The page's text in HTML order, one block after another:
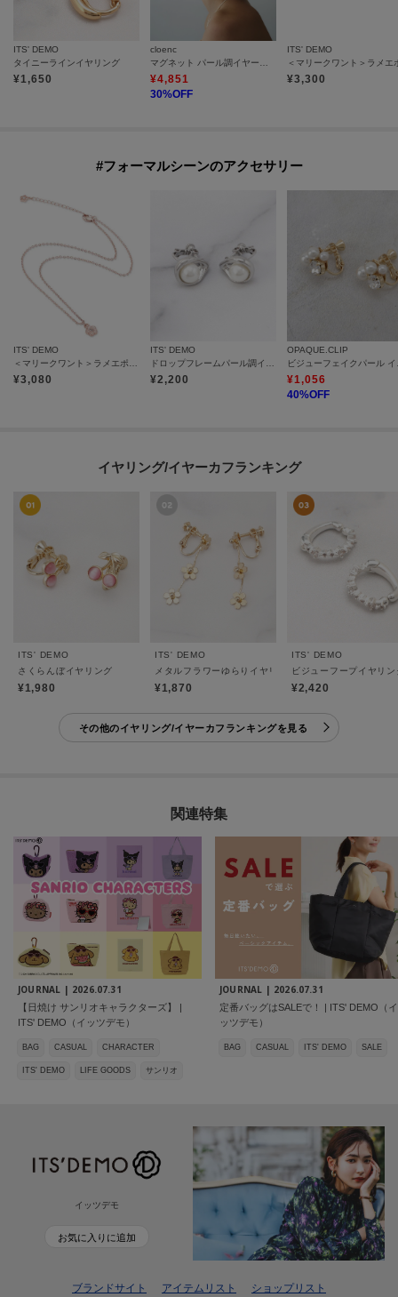
ITS' DEMO
タイニーラインイヤリング
¥1,650
cloenc
¥4,851
30%OFF
ITS' DEMO
¥3,300
#フォーマルシーンのアクセサリー
ITS' DEMO
¥3,080
ITS' DEMO
¥2,200
OPAQUE.CLIP
¥1,056
40%OFF
イヤリング/イヤーカフランキング
ITS' DEMO
さくらんぼイヤリング
¥1,980
ITS' DEMO
メタルフラワーゆらりイヤリング
¥1,870
ITS' DEMO
ビジューフープイヤリン
¥2,420
その他のイヤリング/イヤーカフランキングを見る
関連特集
JOURNAL | 2026.07.31
【日焼け サンリオキャラクターズ】 |
ITS' DEMO（イッツデモ）
BAG CASUAL CHARACTER
ITS' DEMO LIFE GOODS サンリオ
JOURNAL | 2026.07.31
定番バッグはSALEで！ | ITS' DEMO（イ
ッツデモ）
BAG CASUAL ITS' DEMO SALE
イッツデモ
お気に入りに追加
ブランドサイト アイテムリスト ショップリスト